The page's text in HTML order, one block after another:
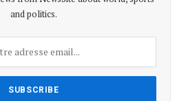
and politics.